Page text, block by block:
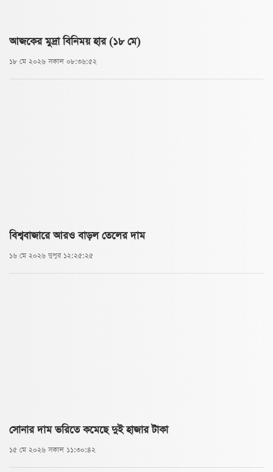
আজকের মুদ্রা বিনিময় হার (১৮ মে)
১৮ মে ২০২৬ সকাল ০৮:৩৬:৫২
বিশ্ববাজারে আরও বাড়ল তেলের দাম
১৬ মে ২০২৬ দুপুর ১২:২৫:২৫
সোনার দাম ভরিতে কমেছে দুই হাজার টাকা
১৫ মে ২০২৬ সকাল ১১:৩০:৪২